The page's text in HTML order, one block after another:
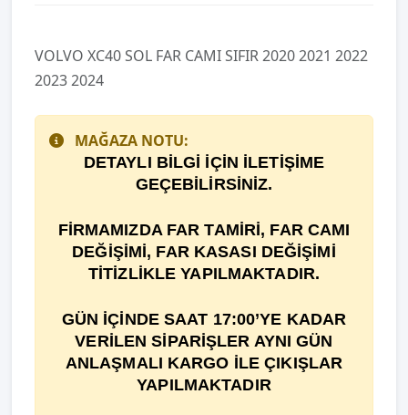
VOLVO XC40 SOL FAR CAMI SIFIR 2020 2021 2022
2023 2024
MAĞAZA NOTU:
DETAYLI BİLGİ İÇİN İLETİŞİME
GEÇEBİLİRSİNİZ.
FİRMAMIZDA FAR TAMİRİ, FAR CAMI
DEĞİŞİMİ, FAR KASASI DEĞİŞİMİ
TİTİZLİKLE YAPILMAKTADIR.
GÜN İÇİNDE SAAT 17:00’YE KADAR
VERİLEN SİPARİŞLER AYNI GÜN
ANLAŞMALI KARGO İLE ÇIKIŞLAR
YAPILMAKTADIR